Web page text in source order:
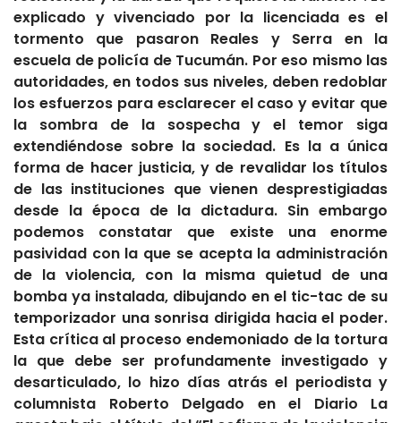
explicado y vivenciado por la licenciada es el
tormento que pasaron Reales y Serra en la
escuela de policía de Tucumán. Por eso mismo las
autoridades, en todos sus niveles, deben redoblar
los esfuerzos para esclarecer el caso y evitar que
la sombra de la sospecha y el temor siga
extendiéndose sobre la sociedad. Es la a única
forma de hacer justicia, y de revalidar los títulos
de las instituciones que vienen desprestigiadas
desde la época de la dictadura. Sin embargo
podemos constatar que existe una enorme
pasividad con la que se acepta la administración
de la violencia, con la misma quietud de una
bomba ya instalada, dibujando en el tic-tac de su
temporizador una sonrisa dirigida hacia el poder.
Esta crítica al proceso endemoniado de la tortura
la que debe ser profundamente investigado y
desarticulado, lo hizo días atrásel periodista y
columnista Roberto Delgado en el Diario La